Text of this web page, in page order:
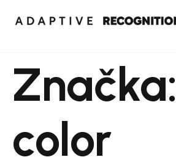
Značka:
color